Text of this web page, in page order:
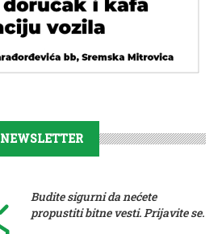
NEWSLETTER
Budite sigurni da nećete
propustiti bitne vesti. Prijavite se.